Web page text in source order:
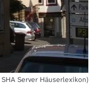
Server Häuserlexikon)